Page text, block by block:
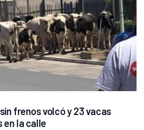
frenos volcó y 23 vacas
en la calle